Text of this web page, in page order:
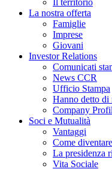
Il territorio
La nostra offerta
Famiglie
Imprese
Giovani
Investor Relations
Comunicati
News CCR
Ufficio Stampa
Hanno detto di
Company
Soci e Mutualità
Vantaggi
Come
La presidenza
Vita Sociale